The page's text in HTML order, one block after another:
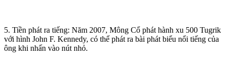
5. Tiền phát ra tiếng: Năm 2007, Mông Cổ phát hành xu 500 Tugrik
với hình John F. Kennedy, có thể phát ra bài phát biểu nổi tiếng của
ông khi nhấn vào nút nhỏ.